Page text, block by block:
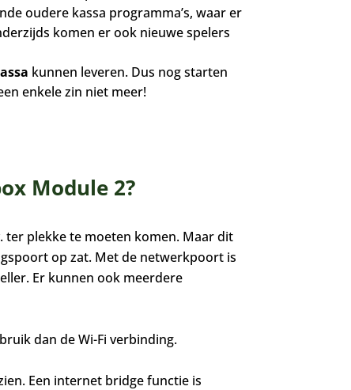
oudere kassa programma’s, waar er
komen er ook nieuwe spelers
kunnen leveren. Dus nog starten
enkele zin niet meer!
Module 2?
ter plekke te moeten komen. Maar dit
op zat. Met de netwerkpoort is
Er kunnen ook meerdere
dan de Wi-Fi verbinding.
Een internet bridge functie is